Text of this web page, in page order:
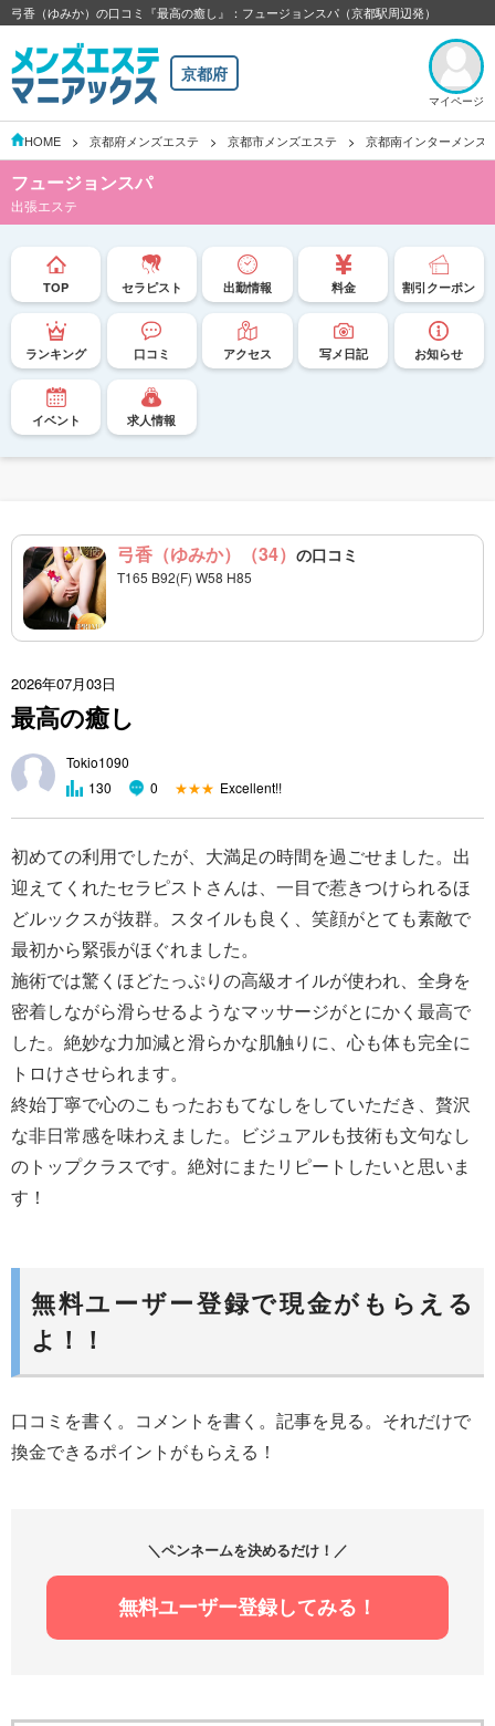
弓香（ゆみか）の口コミ『最高の癒し』：フュージョンスパ（京都駅周辺発）
京都府
マイページ
HOME 京都府メンズエステ 京都市メンズエステ 京都南インターメンズ
フュージョンスパ
出張エステ
TOP セラピスト 出勤情報 料金 割引クーポン
ランキング 口コミ アクセス 写メ日記 お知らせ
イベント 求人情報
弓香（ゆみか）（34） の口コミ
T165 B92(F) W58 H85
2026年07月03日
最高の癒し
Tokio1090
130
0 ★★★ Excellent!!
初めての利用でしたが、大満足の時間を過ごせました。出
迎えてくれたセラピストさんは、一目で惹きつけられるほ
どルックスが抜群。スタイルも良く、笑顔がとても素敵で
最初から緊張がほぐれました。
施術では驚くほどたっぷりの高級オイルが使われ、全身を
密着しながら滑らせるようなマッサージがとにかく最高で
した。絶妙な力加減と滑らかな肌触りに、心も体も完全に
トロけさせられます。
終始丁寧で心のこもったおもてなしをしていただき、贅沢
な非日常感を味わえました。ビジュアルも技術も文句なし
のトップクラスです。絶対にまたリピートしたいと思いま
す！
無料ユーザー登録で現金がもらえる
よ！！
口コミを書く。コメントを書く。記事を見る。それだけで
換金できるポイントがもらえる！
＼ペンネームを決めるだけ！／
無料ユーザー登録してみる！